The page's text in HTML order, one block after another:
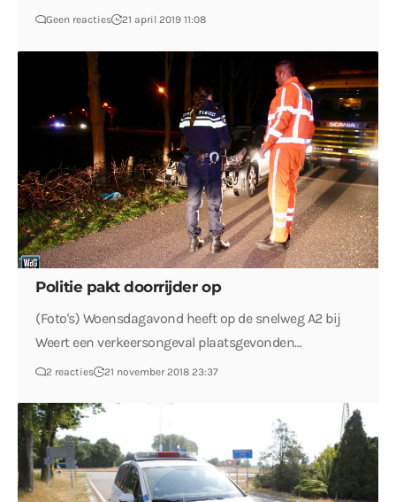
Geen reacties 21 april 2019 11:08
Politie pakt doorrijder op
(Foto's) Woensdagavond heeft op de snelweg A2 bij
Weert een verkeersongeval plaatsgevonden…
2 reacties 21 november 2018 23:37